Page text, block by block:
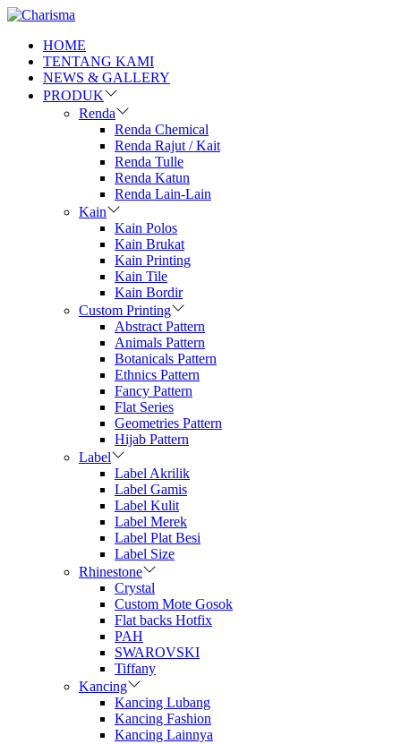
HOME
TENTANG KAMI
NEWS & GALLERY
PRODUK
Renda
Renda Chemical
Renda Rajut / Kait
Renda Tulle
Renda Katun
Renda Lain-Lain
Kain
Kain Polos
Kain Brukat
Kain Printing
Kain Tile
Kain Bordir
Custom Printing
Abstract Pattern
Animals Pattern
Botanicals Pattern
Ethnics Pattern
Fancy Pattern
Flat Series
Geometries Pattern
Hijab Pattern
Label
Label Akrilik
Label Gamis
Label Kulit
Label Merek
Label Plat Besi
Label Size
Rhinestone
Crystal
Custom Mote Gosok
Flat backs Hotfix
PAH
SWAROVSKI
Tiffany
Kancing
Kancing Lubang
Kancing Fashion
Kancing Lainnya